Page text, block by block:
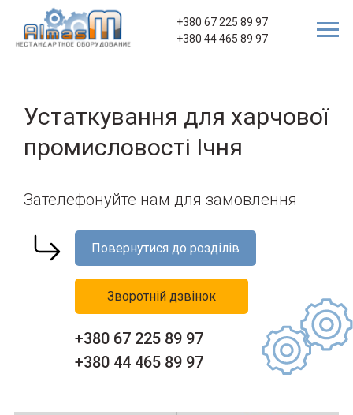
+380 67 225 89 97
+380 44 465 89 97
Устаткування для харчової
промисловості Ічня
Зателефонуйте нам для замовлення
Повернутися до розділів
Зворотній дзвінок
+380 67 225 89 97
+380 44 465 89 97